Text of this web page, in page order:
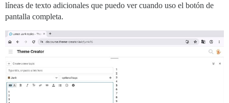
líneas de texto adicionales que puedo ver cuando uso el botón de
pantalla completa.